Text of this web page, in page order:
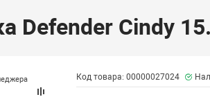
Defender Cindy
Код товара: 00000027024